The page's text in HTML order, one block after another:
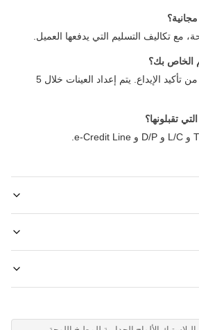
تكاليف التسليم التي يدفعها العميل.
بك؟
ج: عادة بعد 1-2 أسابيع من تأكيد الإيداع. يتم إعداد العينات خلال 5